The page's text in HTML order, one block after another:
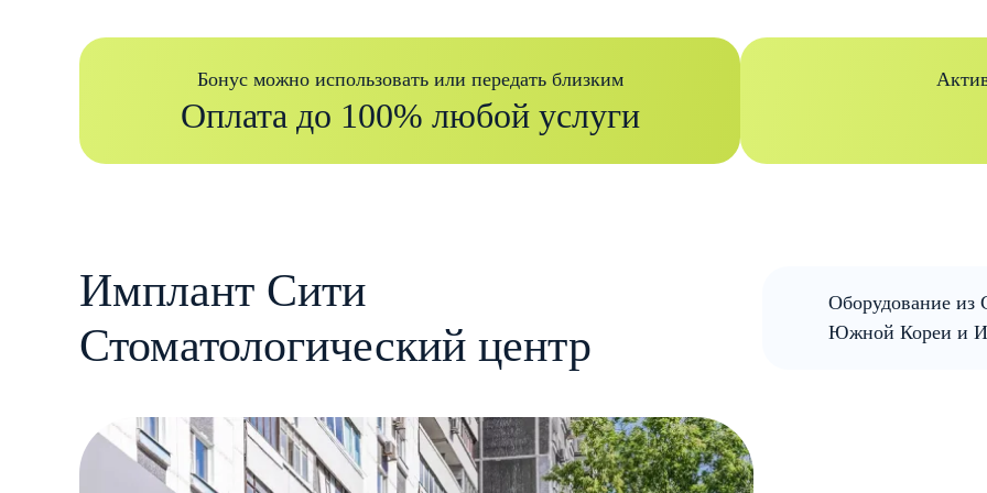
Бонус можно использовать или передать близким
Оплата до 100% любой услуги
Имплант Сити
Стоматологический центр
Оборудование
Южной Кореи и